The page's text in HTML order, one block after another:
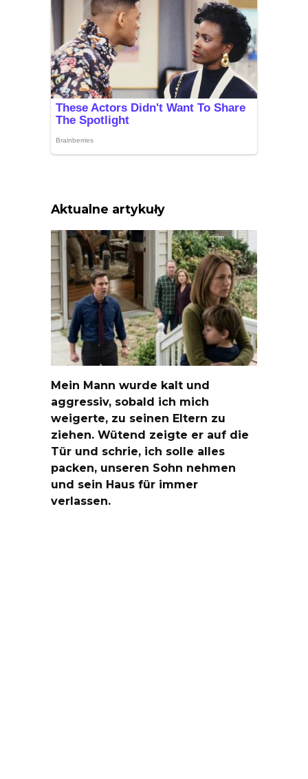
Aktualne artykuły
Mein Mann wurde kalt und
aggressiv, sobald ich mich
weigerte, zu seinen Eltern zu
ziehen. Wütend zeigte er auf die
Tür und schrie, ich solle alles
packen, unseren Sohn nehmen
und sein Haus für immer
verlassen.